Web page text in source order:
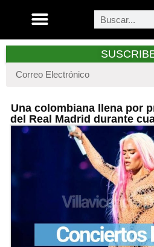
Una colombiana llena por
del Real Madrid durante